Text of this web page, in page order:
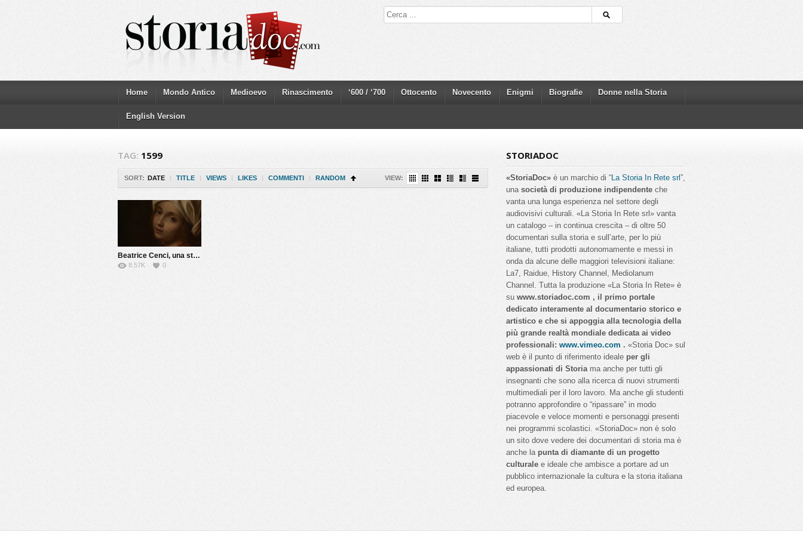
Home Mondo Antico Medioevo Rinascimento ‘600 / ‘700 Ottocento Novecento Enigmi Biografie Donne nella Storia
English Version
TAG: 1599
SORT: DATE | TITLE | VIEWS | LIKES | COMMENTI | RANDOM VIEW:
Beatrice Cenci, una storia maledetta
8.57K 0
STORIADOC
«StoriaDoc» è un marchio di “La Storia In Rete srl”,
una società di produzione indipendente che
vanta una lunga esperienza nel settore degli
audiovisivi culturali. «La Storia In Rete srl» vanta
un catalogo – in continua crescita – di oltre 50
documentari sulla storia e sull’arte, per lo più
italiane, tutti prodotti autonomamente e messi in
onda da alcune delle maggiori televisioni italiane:
La7, Raidue, History Channel, Mediolanum
Channel. Tutta la produzione «La Storia In Rete» è
su www.storiadoc.com , il primo portale
dedicato interamente al documentario storico e
artistico e che si appoggia alla tecnologia della
più grande realtà mondiale dedicata ai video
professionali: www.vimeo.com . «Storia Doc» sul
web è il punto di riferimento ideale per gli
appassionati di Storiama anche per tutti gli
insegnanti che sono alla ricerca di nuovi strumenti
multimediali per il loro lavoro. Ma anche gli studenti
potranno approfondire o “ripassare” in modo
piacevole e veloce momenti e personaggi presenti
nei programmi scolastici. «StoriaDoc» non è solo
un sito dove vedere dei documentari di storia ma è
anche la punta di diamante di un progetto
culturale e ideale che ambisce a portare ad un
pubblico internazionale la cultura e la storia italiana
ed europea.